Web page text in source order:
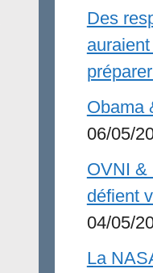
Des
auraient
Obama
06/05/
OVNI &
défient
04/05/
La